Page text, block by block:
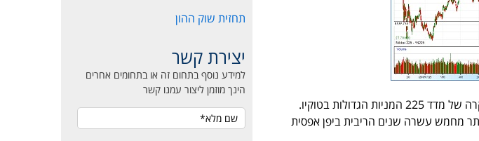
בטוקיו.
מחמש עשרה שנים הריבית ביפן אפסית
תחזית שוק ההון
יצירת קשר
למידע נוסף בתחום זה או בתחומים אחרים
הינך מוזמן ליצור עמנו קשר